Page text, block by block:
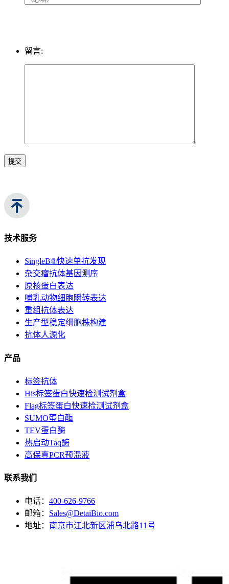
留言:
提交
技术服务
SingleB®快速单抗发现
杂交瘤抗体基因测序
原核蛋白表达
哺乳动物细胞瞬转表达
重组抗体表达
生产型稳定细胞株构建
抗体人源化
产品
标签抗体
His标签蛋白快速检测试剂盒
Flag标签蛋白快速检测试剂盒
SUMO蛋白酶
TEV蛋白酶
热启动Taq酶
高保真PCR预混液
联系我们
电话： 400-626-9766
邮箱： Sales@DetaiBio.com
地址： 南京市江北新区浦乌北路11号